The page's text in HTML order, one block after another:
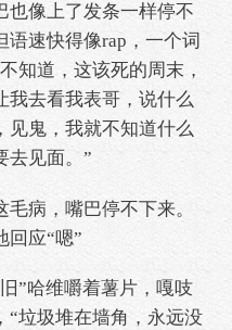
也像上了发条一样停不
速快得像rap，一个词
知道，这该死的周末，
我去看我表哥，说什么
见鬼，我就不知道什么
去见面。”
病，嘴巴停不下来。
回应“嗯”
哈维嚼着薯片，嘎吱
“垃圾堆在墙角，永远没